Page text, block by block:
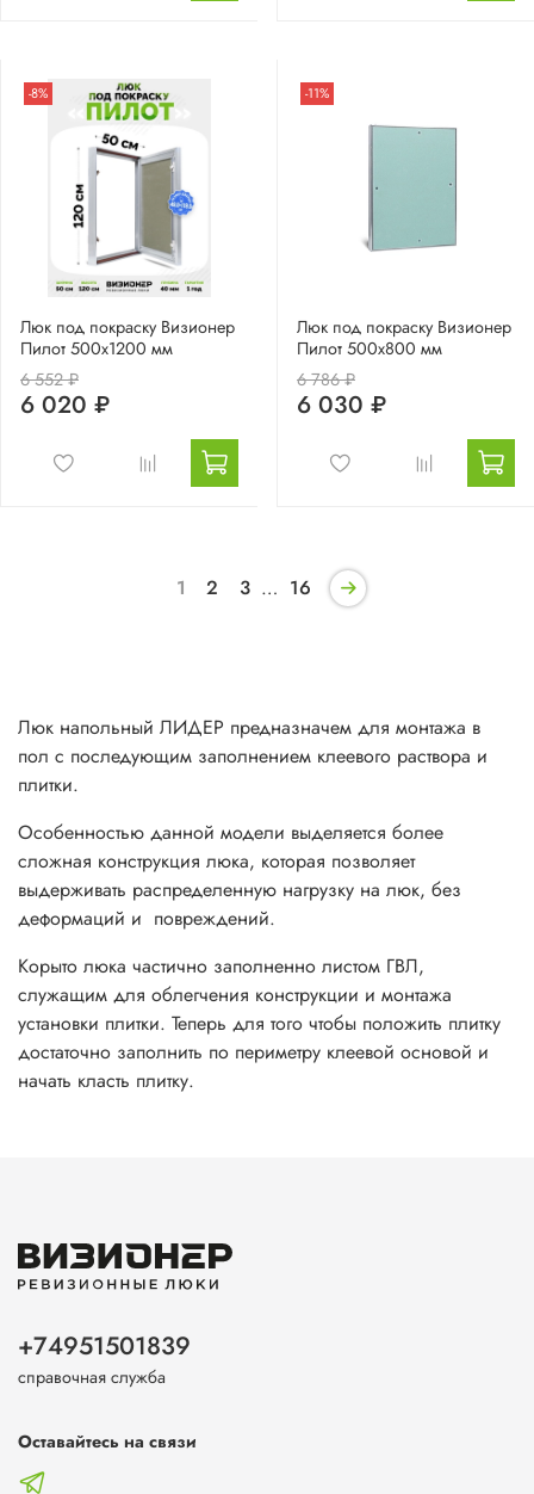
-8%
Люк под покраску Визионер
Пилот 500х1200 мм
6 552 ₽
6 020 ₽
-11%
Люк под покраску Визионер
Пилот 500х800 мм
6 786 ₽
6 030 ₽
1 2 3 … 16
Люк напольный ЛИДЕР предназначем для монтажа в
пол с последующим заполнением клеевого раствора и
плитки.
Особенностью данной модели выделяется более
сложная конструкция люка, которая позволяет
выдерживать распределенную нагрузку на люк, без
деформаций и повреждений.
Корыто люка частично заполненно листом ГВЛ,
служащим для облегчения конструкции и монтажа
установки плитки. Теперь для того чтобы положить плитку
достаточно заполнить по периметру клеевой основой и
начать класть плитку.
+74951501839
справочная служба
Оставайтесь на связи